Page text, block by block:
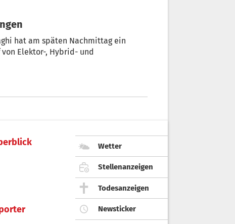
hat am späten Nachmittag ein
Elektor-, Hybrid- und
Wetter
Stellenanzeigen
Todesanzeigen
Newsticker